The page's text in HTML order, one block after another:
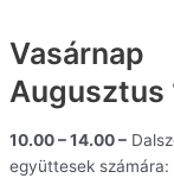
Vasárnap
Augusztus
10.00 – 14.00 –
együttesek számára: